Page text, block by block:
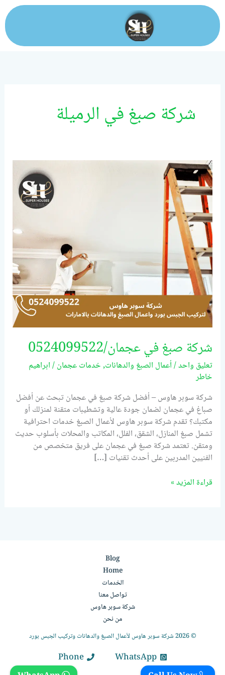
تخطي
إلى
المحتوى
شركة صبغ في الرميلة
شركة صبغ في عجمان/0524099522
تعليق واحد/أعمال الصبغ والدهانات,خدمات عجمان/ابراهيم
خاطر
شركة سوبر هاوس – أفضل شركة صبغ في عجمان تبحث عن أفضل
صباغ في عجمان لضمان جودة عالية وتشطيبات متقنة لمنزلك أو
مكتبك؟ تقدم شركة سوبر هاوس لأعمال الصبغ خدمات احترافية
تشمل صبغ المنازل، الشقق، الفلل، المكاتب والمحلات بأسلوب حديث
ومتقن. تعتمد شركة صبغ في عجمان على فريق متخصص من
الفنيين المدربين على أحدث تقنيات […]
شركة
صبغ
في
عجمان/0524099522
قراءة المزيد »
Blog
Home
الخدمات
تواصل معنا
شركة سوبر هاوس
من نحن
© 2026 شركة سوبر هاوس لأعمال الصبغ والدهانات وتركيب الجبس بورد
WhatsApp
Phone